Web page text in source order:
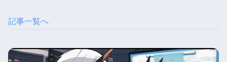
記事一覧へ